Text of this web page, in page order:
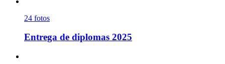
24 fotos
Entrega de diplomas 2025